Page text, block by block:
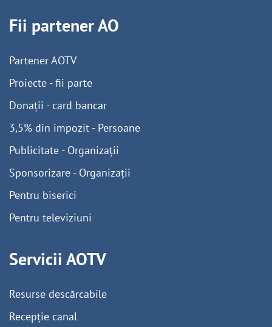
Fii partener AO
Partener AOTV
Proiecte - fii parte
Donații - card bancar
3,5% din impozit - Persoane
Publicitate - Organizații
Sponsorizare - Organizații
Pentru biserici
Pentru televiziuni
Servicii AOTV
Resurse descărcabile
Recepție canal